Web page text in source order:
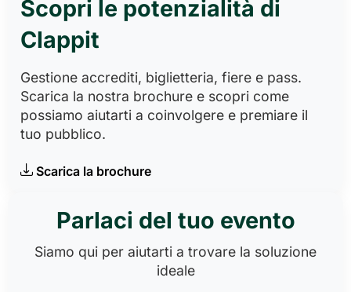
Scopri le potenzialità di
Clappit
Gestione accrediti, biglietteria, fiere e pass.
Scarica la nostra brochure e scopri come
possiamo aiutarti a coinvolgere e premiare il
tuo pubblico.
Scarica la brochure
Parlaci del tuo evento
Siamo qui per aiutarti a trovare la soluzione
ideale